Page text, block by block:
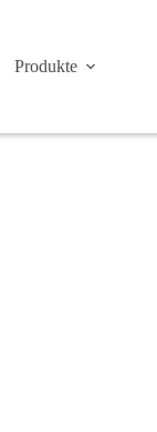
Produkte